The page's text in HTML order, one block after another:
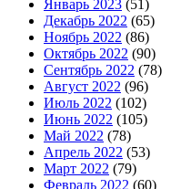
Январь 2023 (51)
Декабрь 2022 (65)
Ноябрь 2022 (86)
Октябрь 2022 (90)
Сентябрь 2022 (78)
Август 2022 (96)
Июль 2022 (102)
Июнь 2022 (105)
Май 2022 (78)
Апрель 2022 (53)
Март 2022 (79)
Февраль 2022 (60)